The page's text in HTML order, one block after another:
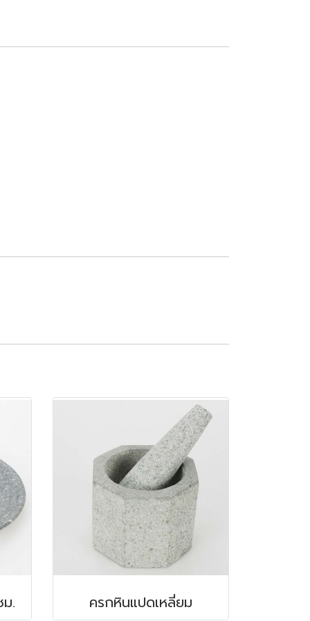
. ครกหินแปดเหลี่ยม